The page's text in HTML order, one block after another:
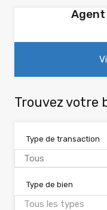
Agent
Trouvez votre
Type de transaction
Tous
Type de bien
Tous les types